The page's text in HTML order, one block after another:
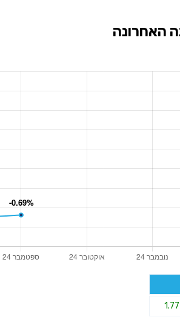
האחרונה
1.77